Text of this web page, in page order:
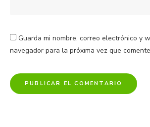
Guarda mi nombre, correo electrónico y
navegador para la próxima vez que